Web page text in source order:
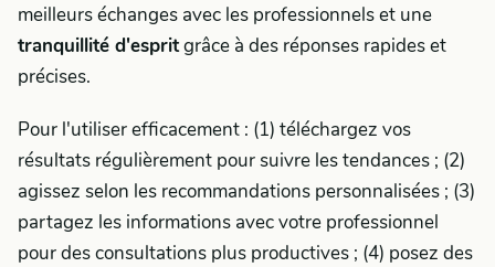
meilleurs échanges avec les professionnels et une
tranquillité d'espritgrâce à des réponses rapides et
précises.
Pour l'utiliser efficacement : (1) téléchargez vos
résultats régulièrement pour suivre les tendances ; (2)
agissez selon les recommandations personnalisées ; (3)
partagez les informations avec votre professionnel
pour des consultations plus productives ; (4) posez des